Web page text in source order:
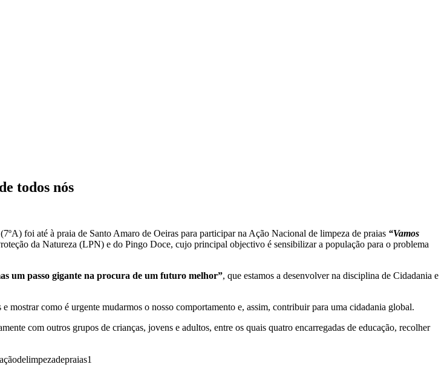
todos nós
foi até à praia de Santo Amaro de Oeiras para participar na Ação Nacional de limpeza de praias “Vamos
da Natureza (LPN) e do Pingo Doce, cujo principal objectivo é sensibilizar a população para o problema
um passo gigante na procura de um futuro melhor”, que estamos a desenvolver na disciplina de Cidadania e
mostrar como é urgente mudarmos o nosso comportamento e, assim, contribuir para uma cidadania global.
com outros grupos de crianças, jovens e adultos, entre os quais quatro encarregadas de educação, recolher